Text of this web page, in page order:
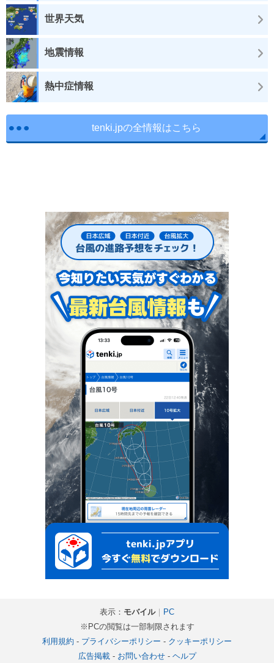
世界天気
地震情報
熱中症情報
tenki.jpの全情報はこちら
表示： モバイル｜ PC
※PCの閲覧は一部制限されます
利用規約 - プライバシーポリシー - クッキーポリシー
広告掲載- お問い合わせ- ヘルプ